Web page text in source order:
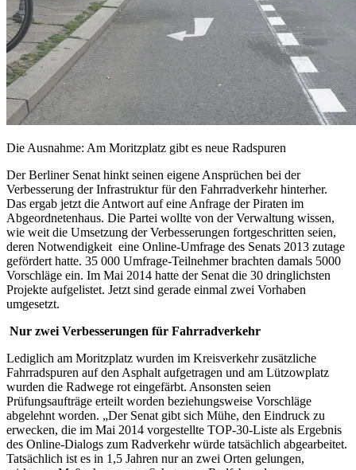
Die Ausnahme: Am Moritzplatz gibt es neue
Der Berliner Senat hinkt seinen eigene Ansprüchen bei der
Verbesserung der Infrastruktur für den Fahrradverkehr hinterher.
Das ergab jetzt die Antwort auf eine Anfrage der Piraten im
Abgeordnetenhaus. Die Partei wollte von der Verwaltung wissen,
wie weit die Umsetzung der Verbesserungen fortgeschritten seien,
deren Notwendigkeit eine Online-Umfrage des Senats 2013 zutage
gefördert hatte. 35 000 Umfrage-Teilnehmer brachten damals 5000
Vorschläge ein. Im Mai 2014 hatte der Senat die 30 dringlichsten
Projekte aufgelistet. Jetzt sind gerade einmal zwei Vorhaben
umgesetzt.
Nur zwei Verbesserungen für Fahrradverkehr
Lediglich am Moritzplatz wurden im Kreisverkehr zusätzliche
Fahrradspuren auf den Asphalt aufgetragen und am Lützowplatz
wurden die Radwege rot eingefärbt. Ansonsten seien
Prüfungsaufträge erteilt worden beziehungsweise Vorschläge
abgelehnt worden. „Der Senat gibt sich Mühe, den Eindruck zu
erwecken, die im Mai 2014 vorgestellte TOP-30-Liste als Ergebnis
des Online-Dialogs zum Radverkehr würde tatsächlich abgearbeitet.
Tatsächlich ist es in 1,5 Jahren nur an zwei Orten gelungen,